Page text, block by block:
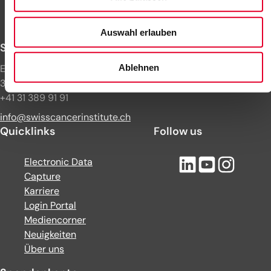
Auswahl erlauben
Ablehnen
Swiss Cancer Institute
Effingerstrasse 33
3008 Bern
+41 31 389 91 91
info@swisscancerinstitute.ch
Quicklinks
Electronic Data
Capture
Karriere
Login Portal
Mediencorner
Neuigkeiten
Über uns
Follow us